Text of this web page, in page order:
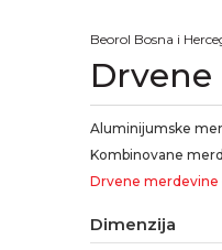
Beorol Bosna i
Aluminijumske
Kombinovane
Drvene merdevine
Dimenzija